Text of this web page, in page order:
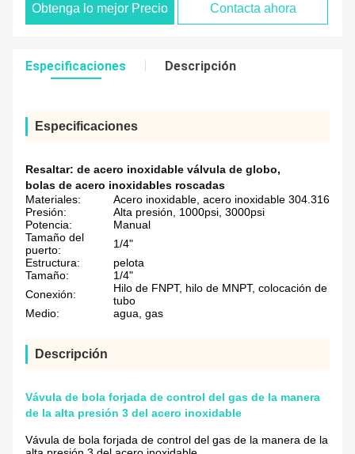
Obtenga lo mejor Precio Contacta ahora
Especificaciones Descripción
Especificaciones
Resaltar: de acero inoxidable válvula de globo,
bolas de acero inoxidables roscadas
Materiales:
Acero inoxidable, acero inoxidable 304.316
Presión:
Alta presión, 1000psi, 3000psi
Potencia:
Manual
Tamaño del
puerto:
1/4"
Estructura:
pelota
Tamaño:
1/4"
Conexión:
Hilo de FNPT, hilo de MNPT, colocación de
tubo
Medio:
agua, gas
Descripción
Vávula de bola forjada de control del gas de la manera
de la alta presión 3 del acero inoxidable
Vávula de bola forjada de control del gas de la manera de la